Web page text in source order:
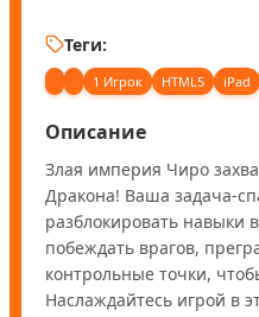
Теги:
1 Игрок HTML5 iPad
Описание
Злая империя Чиро
Дракона! Ваша задача-
разблокировать навыки
побеждать врагов,
контрольные точки,
Наслаждайтесь игрой в